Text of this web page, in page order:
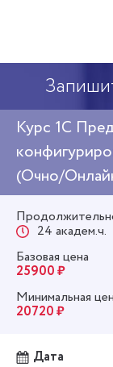
Курс 1С
(Очно/
24 академ.ч.
Базовая цена
25900 ₽
Минимальная
20720 ₽
Дата